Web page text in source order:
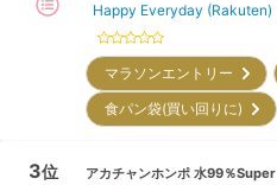
Happy Everyday (Rakuten)
マラソンエントリー
食パン袋(買い回りに)
3位 アカチャンホンポ 水99％Super